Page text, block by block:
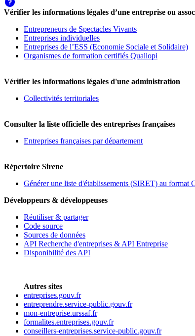
Vérifier les informations légales d’une entreprise ou
Entrepreneurs de Spectacles Vivants
Entreprises individuelles
Entreprises de l’ESS (Economie Sociale et Solidaire)
Organismes de formation certifiés Qualiopi
Vérifier les informations légales d'une administration
Collectivités territoriales
Consulter la liste officielle des entreprises françaises
Entreprises françaises par département
Répertoire Sirene
Générer une liste d'établissements (SIRET) au format
Développeurs & développeuses
Réutiliser & partager
Code source
Sources de données
API Recherche d'entreprises & API Entreprise
Disponibilité des API
Autres sites
entreprises.gouv.fr
entreprendre.service-public.gouv.fr
mon-entreprise.urssaf.fr
formalites.entreprises.gouv.fr
conseillers-entreprises.service-public.gouv.fr